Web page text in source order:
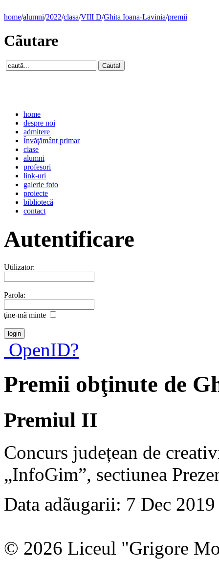
home/alumni/2022/clasa/VIII D/Ghita Ioana-Lavinia/premii
Cãutare
home
despre noi
admitere
Învăţământ primar
clase
alumni
profesori
link-uri
galerie foto
proiecte
bibliotecă
contact
Autentificare
Utilizator:
Parola:
ţine-mã minte
OpenID?
Premii obţinute de
Premiul II
Concurs județean de
„InfoGim”, sectiunea
Data adãugarii: 7 Dec 2019
© 2026 Liceul "Grigore